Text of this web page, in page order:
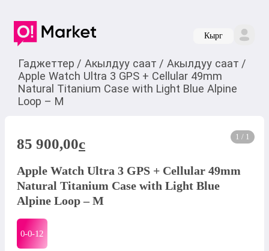
Кырг
Гаджеттер / Акылдуу саат / Акылдуу саат /
Apple Watch Ultra 3 GPS + Cellular 49mm
Natural Titanium Case with Light Blue Alpine
Loop – M
1 / 1
85 900,00c
Apple Watch Ultra 3 GPS + Cellular 49mm
Natural Titanium Case with Light Blue
Alpine Loop – M
0-0-12